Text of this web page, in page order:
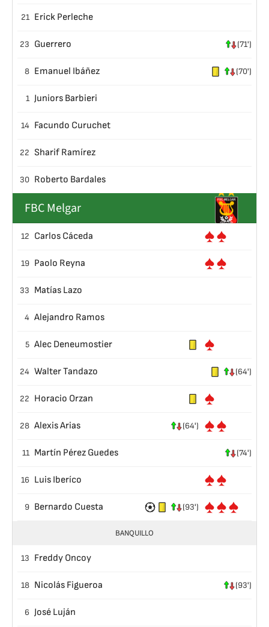
21 Erick Perleche
23 Guerrero (71')
8 Emanuel Ibáñez (70')
1 Juniors Barbieri
14 Facundo Curuchet
22 Sharif Ramírez
30 Roberto Bardales
FBC Melgar
12 Carlos Cáceda
19 Paolo Reyna
33 Matías Lazo
4 Alejandro Ramos
5 Alec Deneumostier
24 Walter Tandazo (64')
22 Horacio Orzan
28 Alexis Arias (64')
11 Martín Pérez Guedes (74')
16 Luis Iberíco
9 Bernardo Cuesta (93')
BANQUILLO
13 Freddy Oncoy
18 Nicolás Figueroa (93')
6 José Luján